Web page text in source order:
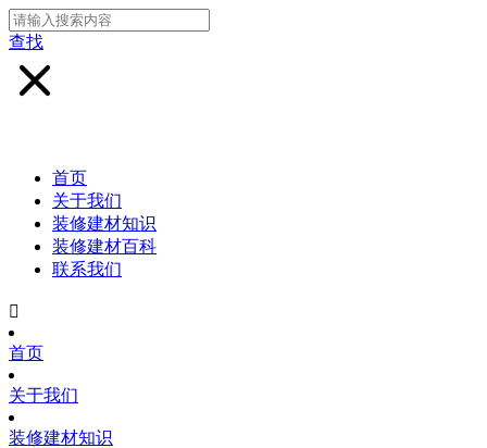
查找
首页
关于我们
装修建材知识
装修建材百科
联系我们

首页
关于我们
装修建材知识